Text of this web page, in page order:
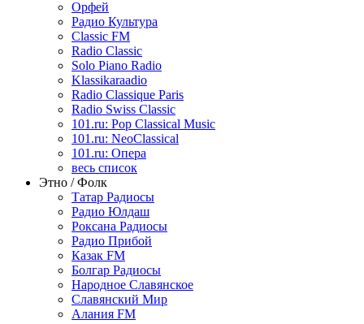
Орфей
Радио Культура
Classic FM
Radio Classic
Solo Piano Radio
Klassikaraadio
Radio Classique Paris
Radio Swiss Classic
101.ru: Pop Classical Music
101.ru: NeoClassical
101.ru: Опера
весь список
Этно / Фолк
Татар Радиосы
Радио Юлдаш
Роксана Радиосы
Радио Прибой
Казак FM
Болгар Радиосы
Народное Славянское
Славянский Мир
Алания FM